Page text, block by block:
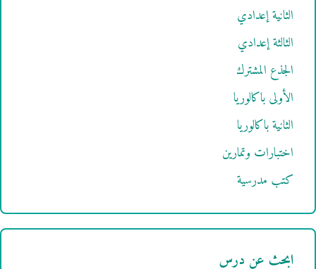
الثانية إعدادي
الثالثة إعدادي
الجذع المشترك
الأولى باكالوريا
الثانية باكالوريا
اختبارات وتمارين
كتب مدرسية
ابحث عن درس